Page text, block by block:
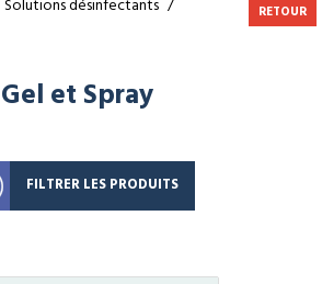
Solutions désinfectants /
RETOUR
Gel et Spray
FILTRER LES PRODUITS